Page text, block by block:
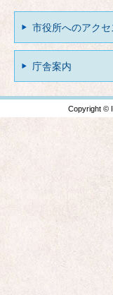
市役所へのアクセ
庁舎案内
Copyright ©